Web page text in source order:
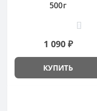
500г
1 090 ₽
КУПИТЬ